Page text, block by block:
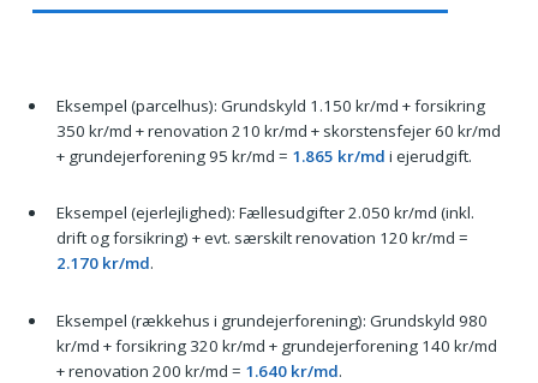
Eksempel (parcelhus): Grundskyld 1.150 kr/md + forsikring
350 kr/md + renovation 210 kr/md + skorstensfejer 60 kr/md
+ grundejerforening 95 kr/md = 1.865 kr/md i ejerudgift.
Eksempel (ejerlejlighed): Fællesudgifter 2.050 kr/md (inkl.
drift og forsikring) + evt. særskilt renovation 120 kr/md =
2.170 kr/md.
Eksempel (rækkehus i grundejerforening): Grundskyld 980
kr/md + forsikring 320 kr/md + grundejerforening 140 kr/md
+ renovation 200 kr/md = 1.640 kr/md.